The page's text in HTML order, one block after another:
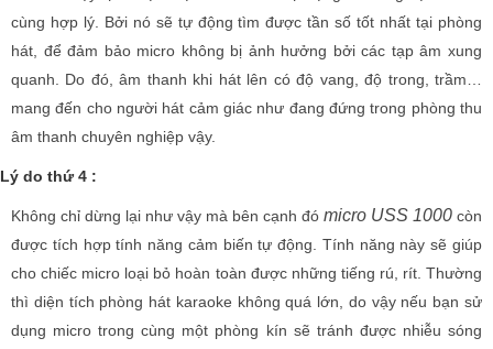
cùng hợp lý. Bởi nó sẽ tự động tìm được tần số tốt nhất tại phòng
hát, để đảm bảo micro không bị ảnh hưởng bởi các tạp âm xung
quanh. Do đó, âm thanh khi hát lên có độ vang, độ trong, trầm…
mang đến cho người hát cảm giác như đang đứng trong phòng thu
âm thanh chuyên nghiệp vậy.
Lý do thứ 4 :
Không chỉ dừng lại như vậy mà bên cạnh đó micro USS 1000 còn
được tích hợp tính năng cảm biến tự động. Tính năng này sẽ giúp
cho chiếc micro loại bỏ hoàn toàn được những tiếng rú, rít. Thường
thì diện tích phòng hát karaoke không quá lớn, do vậy nếu bạn sử
dụng micro trong cùng một phòng kín sẽ tránh được nhiễu sóng